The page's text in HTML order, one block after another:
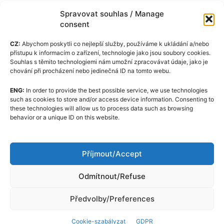
Spravovat souhlas / Manage
consent
CZ: Abychom poskytli co nejlepší služby, používáme k ukládání a/nebo
přístupu k informacím o zařízení, technologie jako jsou soubory cookies.
Souhlas s těmito technologiemi nám umožní zpracovávat údaje, jako je
chování při procházení nebo jedinečná ID na tomto webu.
ENG: In order to provide the best possible service, we use technologies
such as cookies to store and/or access device information. Consenting to
these technologies will allow us to process data such as browsing
behavior or a unique ID on this website.
Příjmout/Accept
Odmítnout/Refuse
Předvolby/Preferences
Cookie-szabályzat GDPR
Cookie-szabályzat (EU)
GDPR
Szerkesztőségi Kódexe